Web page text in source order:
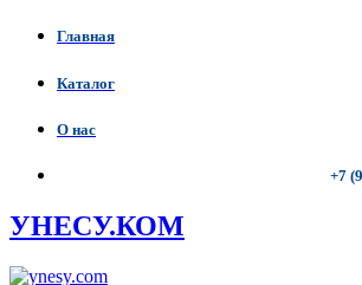
Главная
Каталог
О нас
+7 (926) 331-
УНЕСУ.КОМ